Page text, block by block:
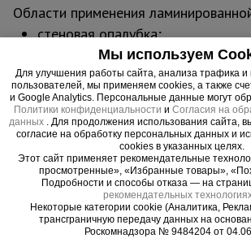
Области применения
стеновая опалубка;
опалубка фундамента;
опалубка перекрытий;
опалубка колонн;
опалубка при
тоннелей;
погрузочные площадки и
обслуживания;
хозяйственные постройки;
оградительные сооружения и
сельскохозяйственные
складские помещения;
Мы используем
Для улучшения работы сайта, анализа трафика
пользователей, мы применяем cookies, а также
и Google Analytics. Персональные данные могут
Политики конфиденциальности и Согласия на
данных . Для продолжения использования сайта,
согласие на обработку персональных данных и
cookies в указанных целях.
Этот сайт применяет рекомендательные
просмотренные», «Избранные товары»,
Подробности и способы отказа — на
рекомендательных
Некоторые категории cookie (Аналитика,
трансграничную передачу данных на
Роскомнадзора № 9484204 от